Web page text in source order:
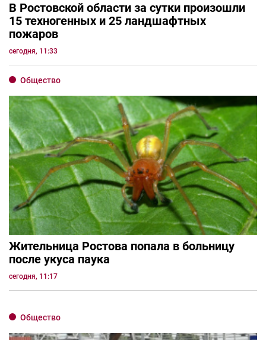
В Ростовской области за сутки произошли
15 техногенных и 25 ландшафтных
пожаров
сегодня, 11:33
Общество
Жительница Ростова попала в больницу
после укуса паука
сегодня, 11:17
Общество